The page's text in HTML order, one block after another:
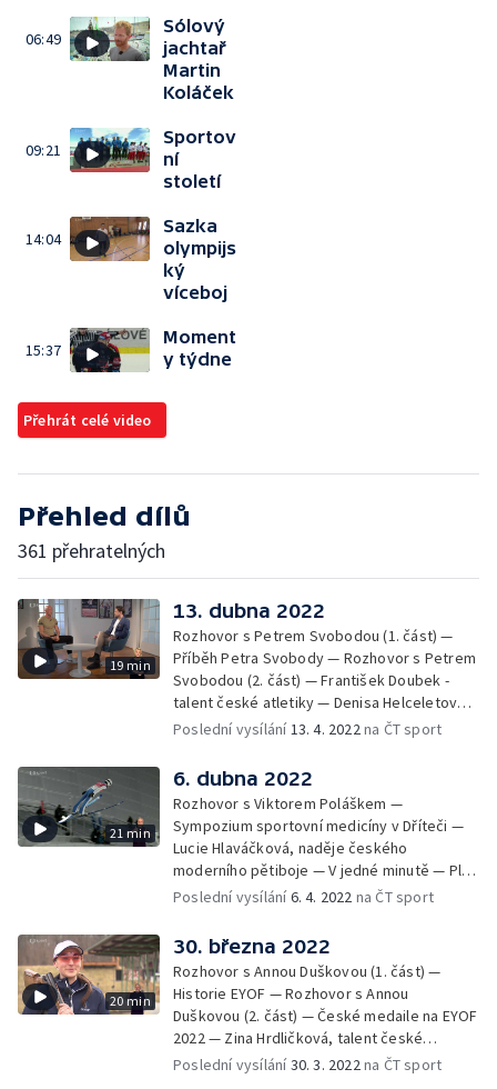
06:49
Sólový
jachtař
Martin
Koláček
09:21
Sportov
ní
století
14:04
Sazka
olympijs
ký
víceboj
15:37
Moment
y týdne
Přehrát celé video
Přehled dílů
361 přehratelných
19 min
13. dubna 2022
Rozhovor s Petrem Svobodou (1. část) —
Příběh Petra Svobody — Rozhovor s Petrem
Svobodou (2. část) — František Doubek -
talent české atletiky — Denisa Helceletová -
halová mistryně Evropy 2011 — David
V jedné minutě
Poslední vysílání13. 4. 2022na ČT sport
21 min
6. dubna 2022
Rozhovor s Viktorem Poláškem —
Sympozium sportovní medicíny v Dříteči —
Lucie Hlaváčková, naděje českého
moderního pětiboje — V jedné minutě — Ples
českého klubu olympioniků — MČR
sítě
Poslední vysílání6. 4. 2022 na ČT sport
20 min
30. března 2022
Rozhovor s Annou Duškovou (1. část) —
Historie EYOF — Rozhovor s Annou
Duškovou (2. část) — České medaile na EYOF
2022 — Zina Hrdličková, talent české
sportovní střelby — Život s cukrovkou — V
Poslední vysílání30. 3. 2022na ČT sport